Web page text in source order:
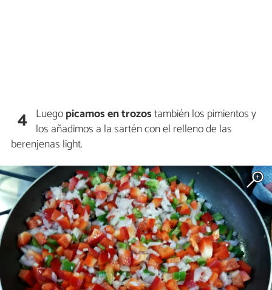
4 Luegopicamos en trozostambién los pimientos y
los añadimos a la sartén con el relleno de las
berenjenas light.